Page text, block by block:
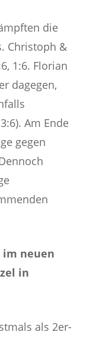
die
Christoph &
1:6. Florian
dagegen,
Am Ende
gegen
im neuen
in
als 2er-